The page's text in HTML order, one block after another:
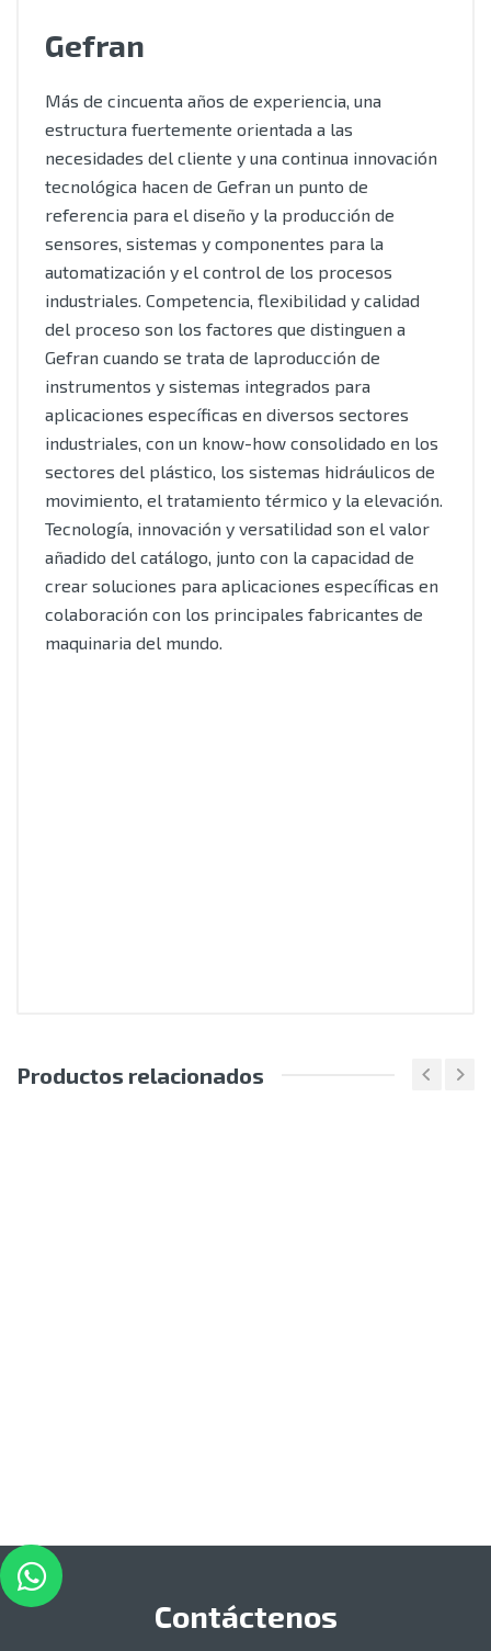
Gefran
Más de cincuenta años de experiencia, una
estructura fuertemente orientada a las
necesidades del cliente y una continua innovación
tecnológica hacen de Gefran un punto de
referencia para el diseño y la producción de
sensores, sistemas y componentes para la
automatización y el control de los procesos
industriales. Competencia, flexibilidad y calidad
del proceso son los factores que distinguen a
Gefran cuando se trata de laproducción de
instrumentos y sistemas integrados para
aplicaciones específicas en diversos sectores
industriales, con un know-how consolidado en los
sectores del plástico, los sistemas hidráulicos de
movimiento, el tratamiento térmico y la elevación.
Tecnología, innovación y versatilidad son el valor
añadido del catálogo, junto con la capacidad de
crear soluciones para aplicaciones específicas en
colaboración con los principales fabricantes de
maquinaria del mundo.
Productos relacionados
Contáctenos